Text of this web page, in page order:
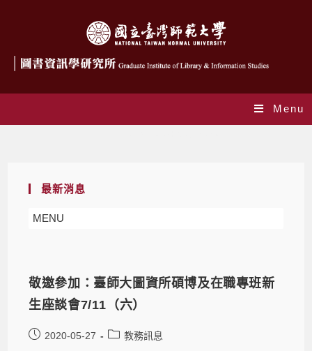
Menu
最新消息
MENU
敬邀參加：臺師大圖資所碩博及在職專班新
生座談會7/11（六）
2020-05-27 教務訊息